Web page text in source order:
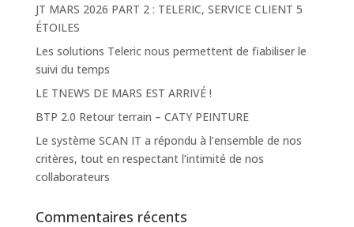
JT MARS 2026 PART 2 : TELERIC, SERVICE CLIENT 5
ÉTOILES
Les solutions Teleric nous permettent de fiabiliser le
suivi du temps
LE TNEWS DE MARS EST ARRIVÉ !
BTP 2.0 Retour terrain – CATY PEINTURE
Le système SCAN IT a répondu à l’ensemble de nos
critères, tout en respectant l’intimité de nos
collaborateurs
Commentaires récents